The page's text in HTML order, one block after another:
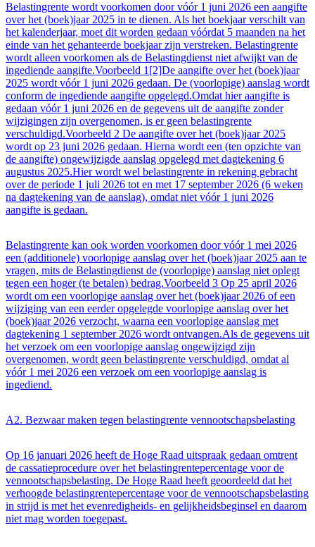
Belastingrente wordt voorkomen door vóór 1 juni 2026 een aangifte
over het (boek)jaar 2025 in te dienen. Als het boekjaar verschilt van
het kalenderjaar, moet dit worden gedaan vóórdat 5 maanden na het
einde van het gehanteerde boekjaar zijn verstreken. Belastingrente
wordt alleen voorkomen als de Belastingdienst niet afwijkt van de
ingediende aangifte.Voorbeeld 1[2]De aangifte over het (boek)jaar
2025 wordt vóór 1 juni 2026 gedaan. De (voorlopige) aanslag wordt
conform de ingediende aangifte opgelegd.Omdat hier aangifte is
gedaan vóór 1 juni 2026 en de gegevens uit de aangifte zonder
wijzigingen zijn overgenomen, is er geen belastingrente
verschuldigd.Voorbeeld 2 De aangifte over het (boek)jaar 2025
wordt op 23 juni 2026 gedaan. Hierna wordt een (ten opzichte van
de aangifte) ongewijzigde aanslag opgelegd met dagtekening 6
augustus 2025.Hier wordt wel belastingrente in rekening gebracht
over de periode 1 juli 2026 tot en met 17 september 2026 (6 weken
na dagtekening van de aanslag), omdat niet vóór 1 juni 2026
aangifte is gedaan.
Belastingrente kan ook worden voorkomen door vóór 1 mei 2026
een (additionele) voorlopige aanslag over het (boek)jaar 2025 aan te
vragen, mits de Belastingdienst de (voorlopige) aanslag niet oplegt
tegen een hoger (te betalen) bedrag.Voorbeeld 3 Op 25 april 2026
wordt om een voorlopige aanslag over het (boek)jaar 2026 of een
wijziging van een eerder opgelegde voorlopige aanslag over het
(boek)jaar 2026 verzocht, waarna een voorlopige aanslag met
dagtekening 1 september 2026 wordt ontvangen.Als de gegevens uit
het verzoek om een voorlopige aanslag ongewijzigd zijn
overgenomen, wordt geen belastingrente verschuldigd, omdat al
vóór 1 mei 2026 een verzoek om een voorlopige aanslag is
ingediend.
A2. Bezwaar maken tegen belastingrente vennootschapsbelasting
Op 16 januari 2026 heeft de Hoge Raad uitspraak gedaan omtrent
de cassatieprocedure over het belastingrentepercentage voor de
vennootschapsbelasting. De Hoge Raad heeft geoordeeld dat het
verhoogde belastingrentepercentage voor de vennootschapsbelasting
in strijd is met het evenredigheids- en gelijkheidsbeginsel en daarom
niet mag worden toegepast.